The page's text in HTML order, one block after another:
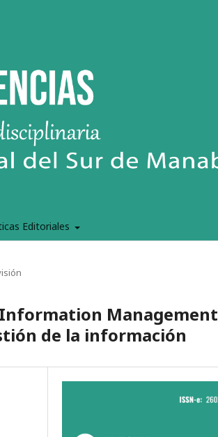
Editoriales
Management
de la información